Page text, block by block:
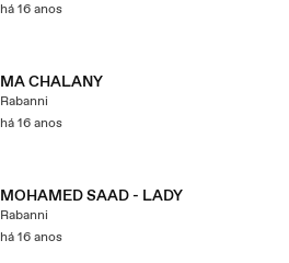
há 16 anos
MA CHALANY
Rabanni
há 16 anos
MOHAMED SAAD - LADY
Rabanni
há 16 anos